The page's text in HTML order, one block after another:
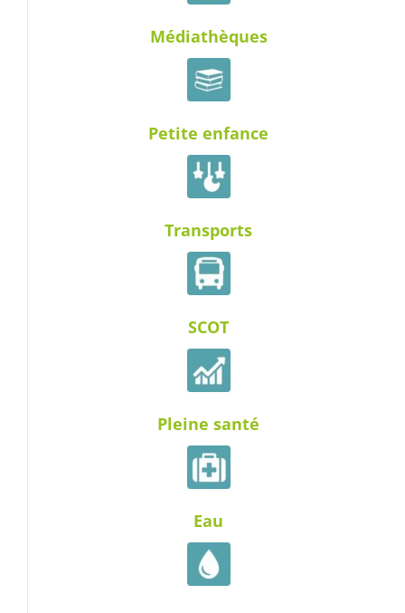
Médiathèques
Petite enfance
Transports
SCOT
Pleine santé
Eau